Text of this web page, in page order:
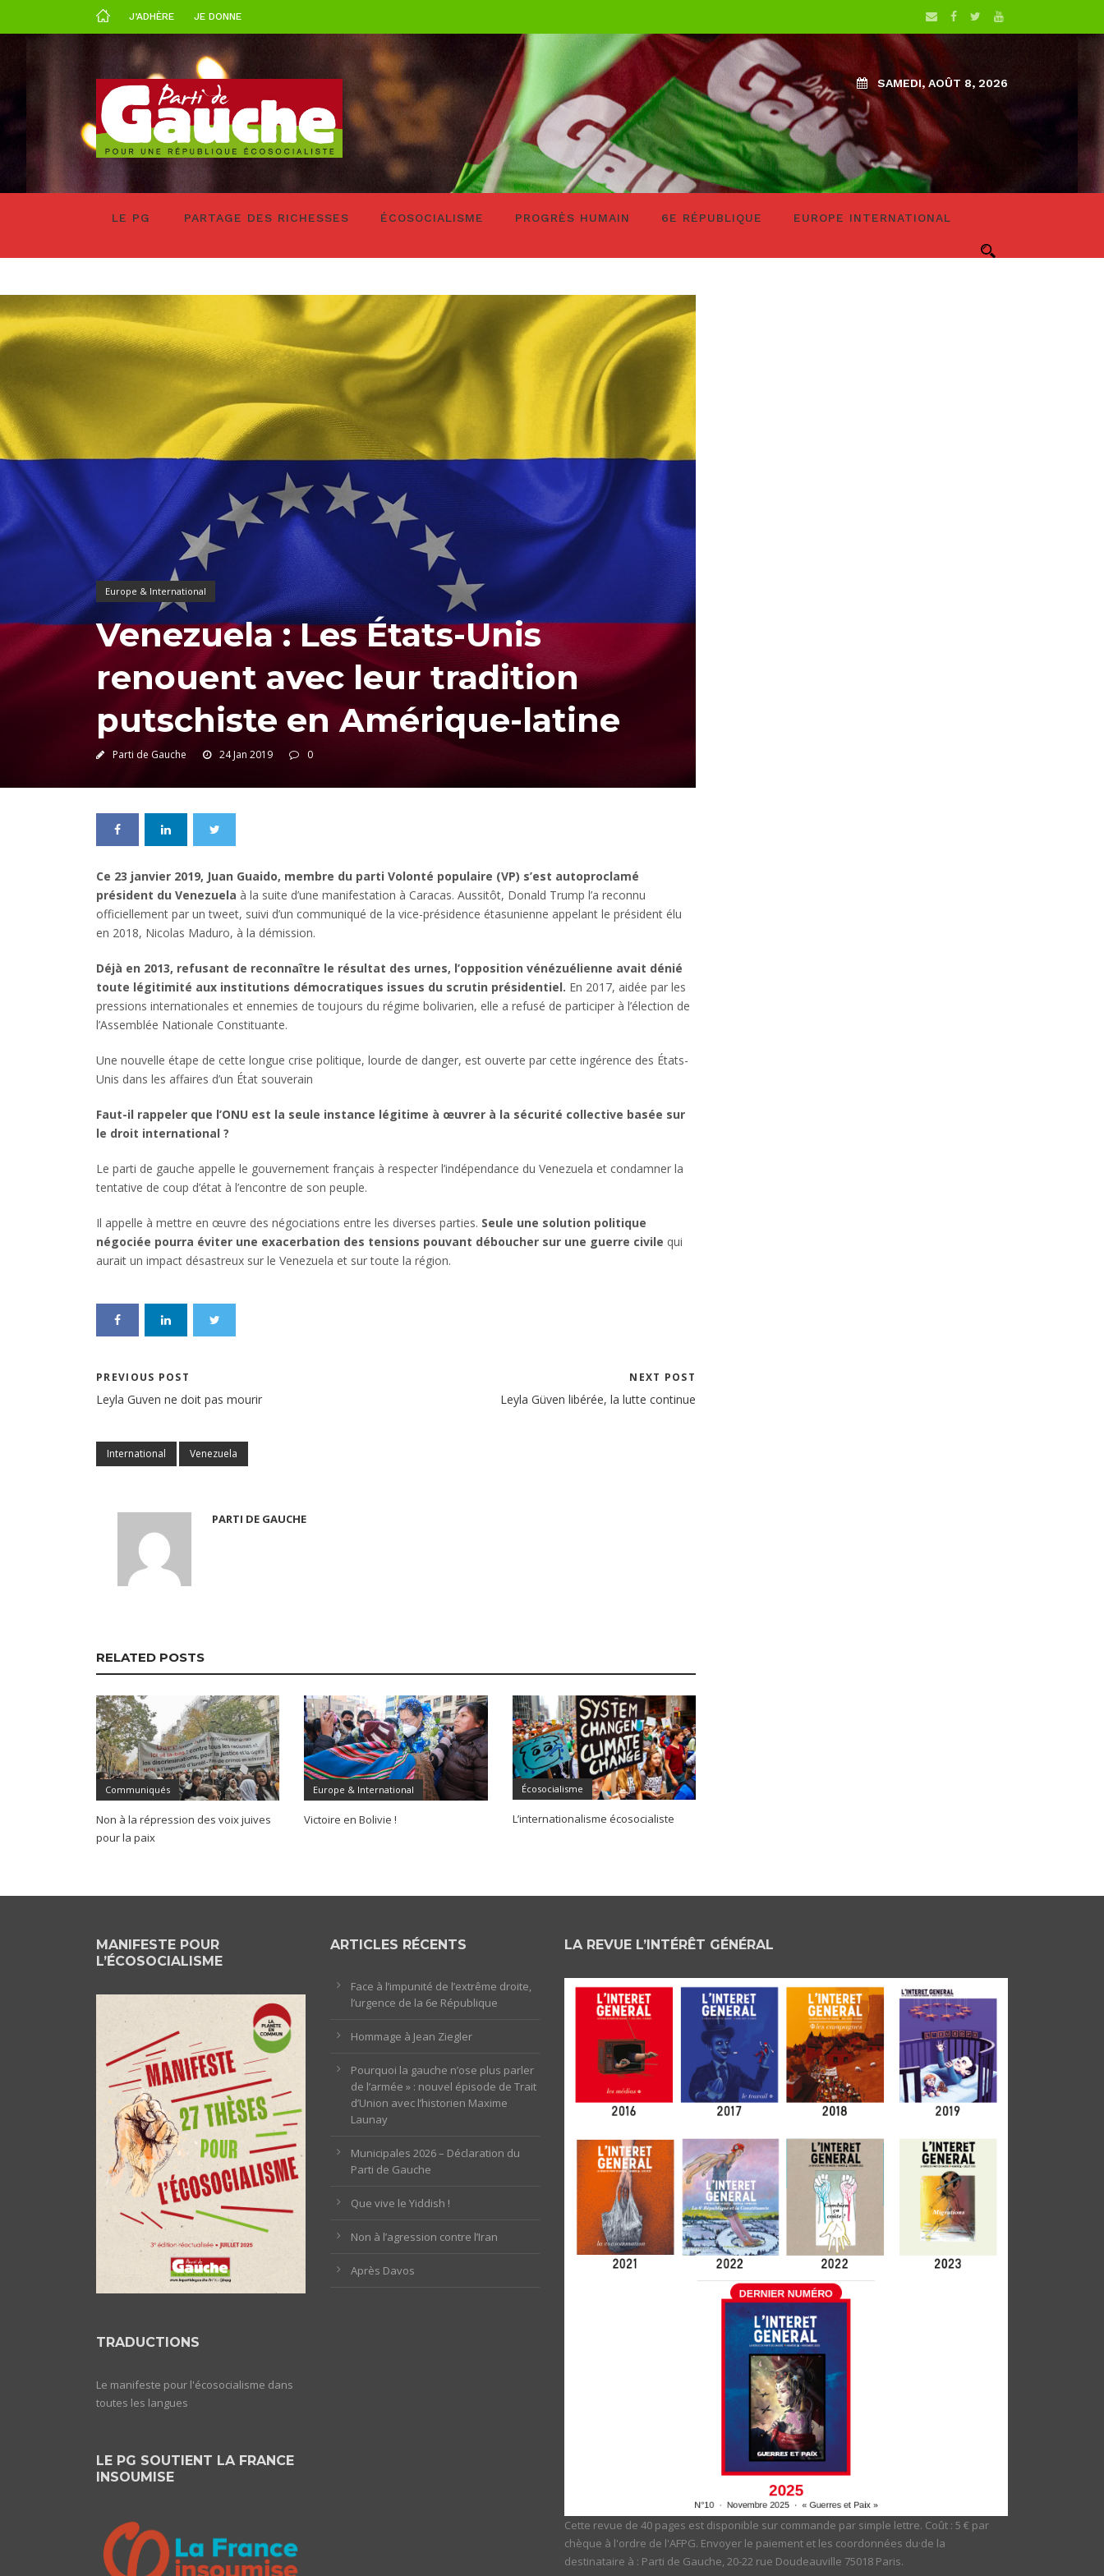
J’ADHÈRE JE DONNE
SAMEDI, AOÛT 8, 2026
LE PG PARTAGE DES RICHESSES ÉCOSOCIALISME PROGRÈS HUMAIN 6E RÉPUBLIQUE EUROPE INTERNATIONAL
Europe & International
Venezuela : Les États-Unis
renouent avec leur tradition
putschiste en Amérique-latine
Parti de Gauche 24 Jan 2019 0
Ce 23 janvier 2019, Juan Guaido, membre du parti Volonté populaire (VP) s’est autoproclamé
président du Venezuela à la suite d’une manifestation à Caracas. Aussitôt, Donald Trump l’a reconnu
officiellement par un tweet, suivi d’un communiqué de la vice-présidence étasunienne appelant le président élu
en 2018, Nicolas Maduro, à la démission.
Déjà en 2013, refusant de reconnaître le résultat des urnes, l’opposition vénézuélienne avait dénié
toute légitimité aux institutions démocratiques issues du scrutin présidentiel. En 2017, aidée par les
pressions internationales et ennemies de toujours du régime bolivarien, elle a refusé de participer à l’élection de
l’Assemblée Nationale Constituante.
Une nouvelle étape de cette longue crise politique, lourde de danger, est ouverte par cette ingérence des États-
Unis dans les affaires d’un État souverain
Faut-il rappeler que l’ONU est la seule instance légitime à œuvrer à la sécurité collective basée sur
le droit international ?
Le parti de gauche appelle le gouvernement français à respecter l’indépendance du Venezuela et condamner la
tentative de coup d’état à l’encontre de son peuple.
Il appelle à mettre en œuvre des négociations entre les diverses parties. Seule une solution politique
négociée pourra éviter une exacerbation des tensions pouvant déboucher sur une guerre civile qui
aurait un impact désastreux sur le Venezuela et sur toute la région.
PREVIOUS POST
Leyla Guven ne doit pas mourir
NEXT POST
Leyla Güven libérée, la lutte continue
International Venezuela
PARTI DE GAUCHE
RELATED POSTS
Communiqués
Non à la répression des voix juives
pour la paix
Europe & International
Victoire en Bolivie !
Écosocialisme
L’internationalisme écosocialiste
MANIFESTE POUR
L’ÉCOSOCIALISME
TRADUCTIONS
Le manifeste pour l'écosocialisme dans
toutes les langues
LE PG SOUTIENT LA FRANCE
INSOUMISE
ARTICLES RÉCENTS
Face à l’impunité de l’extrême droite,
l’urgence de la 6e République
Hommage à Jean Ziegler
Pourquoi la gauche n’ose plus parler
de l’armée » : nouvel épisode de Trait
d’Union avec l’historien Maxime
Launay
Municipales 2026 – Déclaration du
Parti de Gauche
Que vive le Yiddish !
Non à l’agression contre l’Iran
Après Davos
LA REVUE L’INTÉRÊT GÉNÉRAL
Cette revue de 40 pages est disponible sur commande par simple lettre. Coût : 5 € par
chèque à l'ordre de l'AFPG. Envoyer le paiement et les coordonnées du·de la
destinataire à : Parti de Gauche, 20-22 rue Doudeauville 75018 Paris.